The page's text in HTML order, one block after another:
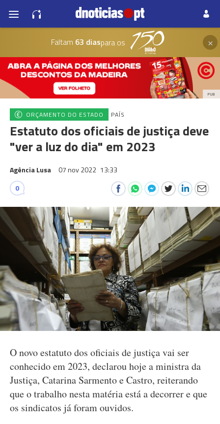
Faltam 63 diaspara os ×
PUB
ORÇAMENTO DO ESTADO PAÍS
Estatuto dos oficiais de justiça deve
"ver a luz do dia" em 2023
Agência Lusa 07 nov 2022 13:33
0
O novo estatuto dos oficiais de justiça vai ser
conhecido em 2023, declarou hoje a ministra da
Justiça, Catarina Sarmento e Castro, reiterando
que o trabalho nesta matéria está a decorrer e que
os sindicatos já foram ouvidos.